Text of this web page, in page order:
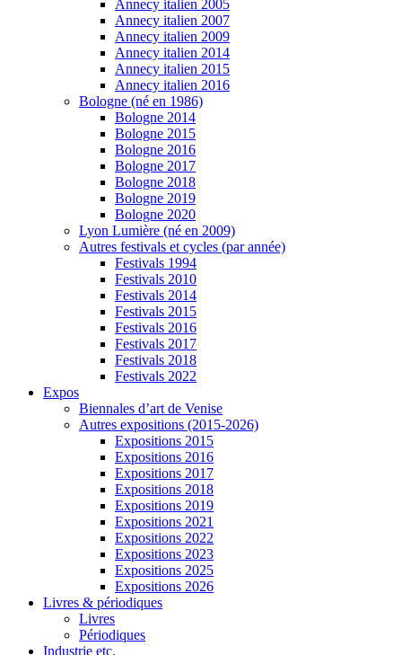
Annecy italien 2005
Annecy italien 2007
Annecy italien 2009
Annecy italien 2014
Annecy italien 2015
Annecy italien 2016
Bologne (né en 1986)
Bologne 2014
Bologne 2015
Bologne 2016
Bologne 2017
Bologne 2018
Bologne 2019
Bologne 2020
Lyon Lumière (né en 2009)
Autres festivals et cycles (par année)
Festivals 1994
Festivals 2010
Festivals 2014
Festivals 2015
Festivals 2016
Festivals 2017
Festivals 2018
Festivals 2022
Expos
Biennales d’art de Venise
Autres expositions (2015-2026)
Expositions 2015
Expositions 2016
Expositions 2017
Expositions 2018
Expositions 2019
Expositions 2021
Expositions 2022
Expositions 2023
Expositions 2025
Expositions 2026
Livres & périodiques
Livres
Périodiques
Industrie etc.